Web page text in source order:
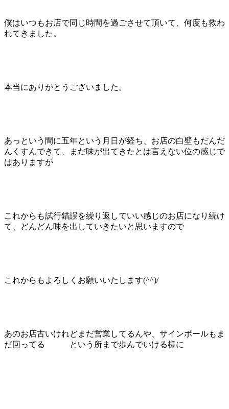
僕はいつもお店で同じ時間を過ごさせて頂いて、何度も救わ
れてきました。
本当にありがとうございました。
あっという間に五年という月日が経ち、お店の白壁もだんだ
んくすんできて、まだ味が出てきたとは言えない位の感じで
はありますが
これからも試行錯誤を繰り返していい感じのお店になり続け
て、どんどん味を出していきたいと思いますので
これからもよろしくお願いいたします(^^)/
あのお店古いけれどまだ営業してるんや、サインポールもま
だ回ってる という所まで歩んでいける様に